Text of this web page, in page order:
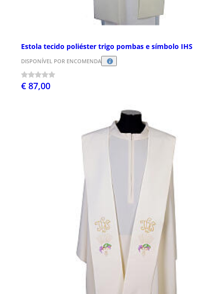
Estola tecido poliéster trigo pombas e símbolo IHS
DISPONÍVEL POR ENCOMENDA
€ 87,00